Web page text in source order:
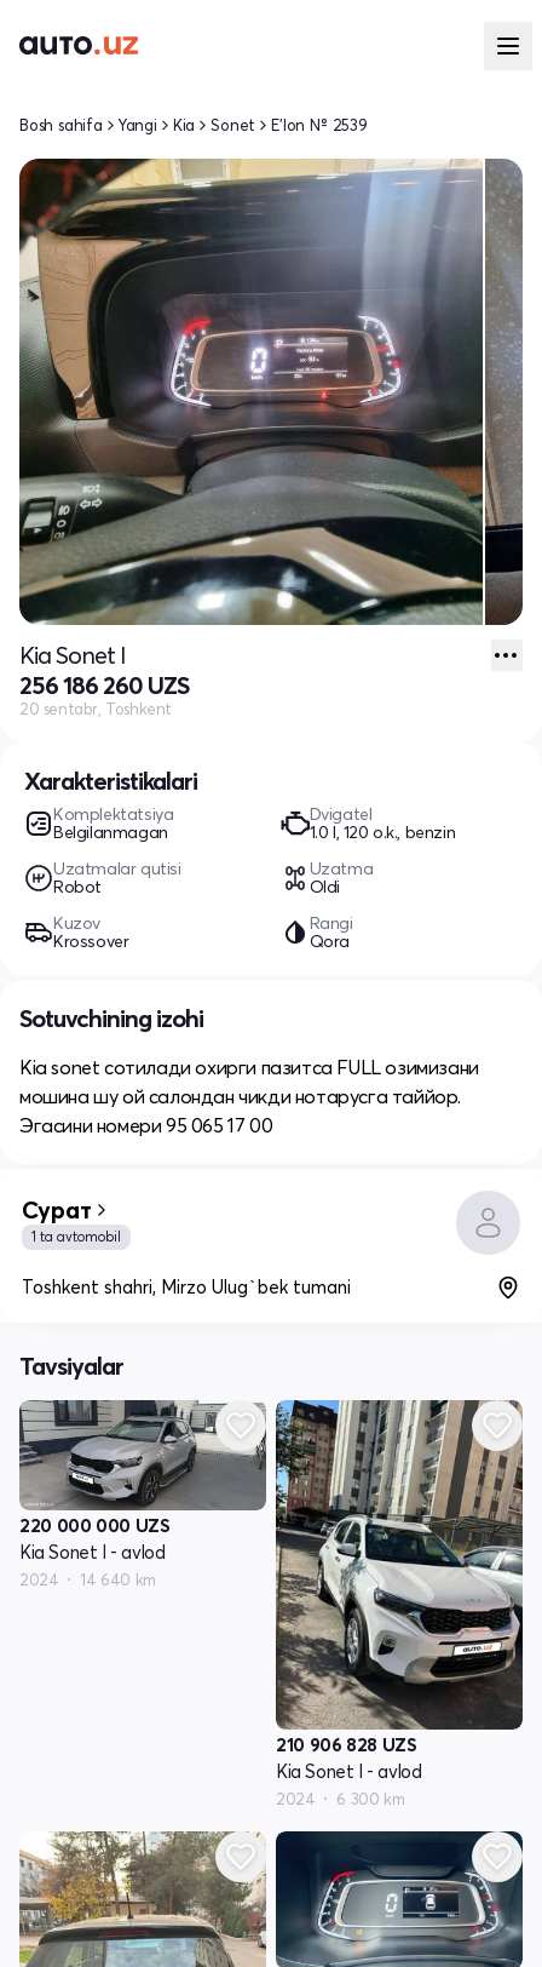
Xarakteristikalari
Komplektatsiya
Belgilanmagan
Dvigatel
1.0 l, 120 o.k., benzin
Uzatmalar qutisi
Robot
Uzatma
Oldi
Kuzov
Krossover
Rangi
Qora
Bosh sahifa Yangi Kia Sonet E'lon № 2539
Kia Sonet I
256 186 260 UZS
20 sentabr, Toshkent
Sotuvchining izohi
Kia sonet сотилади охирги пазитса FULL озимизани
мошина шу ой салондан чикди нотарусга таййор.
Эгасини номери 95 065 17 00
Сурат
1 ta avtomobil
Toshkent shahri, Mirzo Ulug`bek tumani
Tavsiyalar
220 000 000 UZS
Kia Sonet I - avlod
2024 14 640 km
210 906 828 UZS
Kia Sonet I - avlod
2024 6 300 km